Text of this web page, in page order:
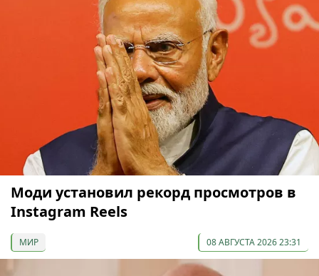
Моди установил рекорд просмотров в
Instagram Reels
МИР 08 АВГУСТА 2026 23:31